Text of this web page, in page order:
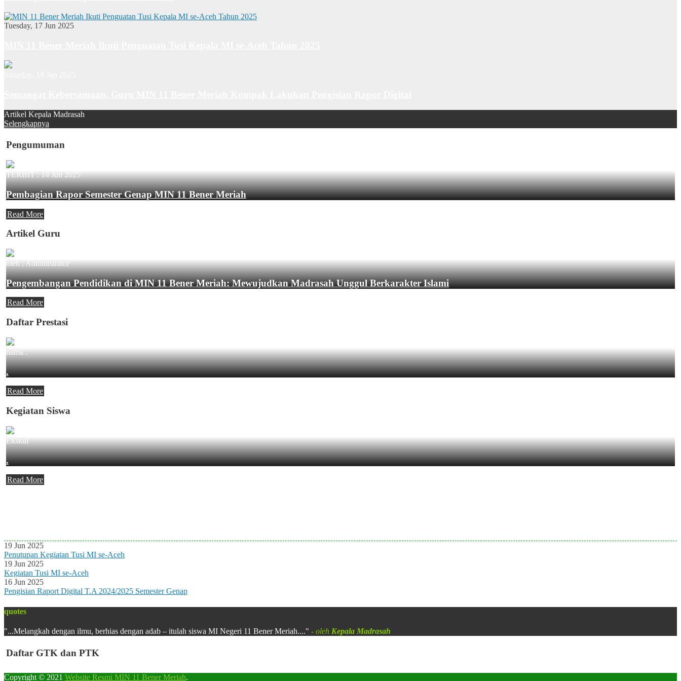
Tuesday, 17 Jun 2025
Artikel Kepala Madrasah
Selengkapnya
Pengumuman
TERBIT :14 Jun 2025
Pembagian Rapor Semester Genap MIN 11 Bener Meriah
Read More
Artikel Guru
oleh : Administrator
Pengembangan Pendidikan di MIN 11 Bener Meriah: Mewujudkan Madrasah Unggul Berkarakter Islami
Read More
Daftar Prestasi
nama :
.
Read More
Kegiatan Siswa
Ekskul
.
Read More
19 Jun 2025
Penutupan Kegiatan Tusi MI se-Aceh
19 Jun 2025
Kegiatan Tusi MI se-Aceh
16 Jun 2025
Pengisian Raport Digital T.A 2024/2025 Semester Genap
quotes
"...Melangkah dengan ilmu, berhias dengan adab – itulah siswa MI Negeri 11 Bener Meriah...." - oleh Kepala Madrasah
Daftar GTK dan PTK
Copyright © 2021 Website Resmi MIN 11 Bener Meriah.